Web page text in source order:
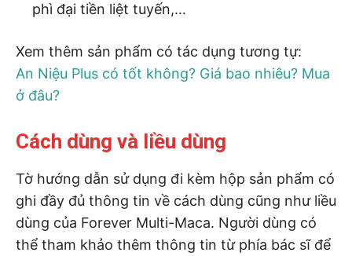
phì đại tiền liệt tuyến,…
Xem thêm sản phẩm có tác dụng tương tự:
An Niệu Plus có tốt không? Giá bao nhiêu? Mua
ở đâu?
Cách dùng và liều dùng
Tờ hướng dẫn sử dụng đi kèm hộp sản phẩm có
ghi đầy đủ thông tin về cách dùng cũng như liều
dùng của Forever Multi-Maca. Người dùng có
thể tham khảo thêm thông tin từ phía bác sĩ để